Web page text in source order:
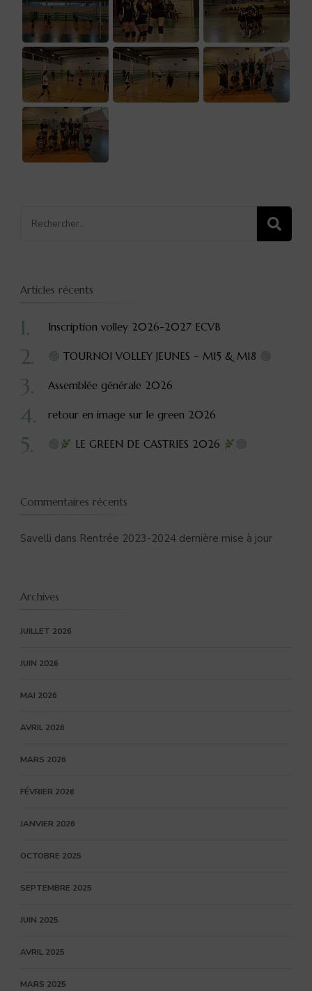
Articles récents
Inscription volley 2026-2027 ECVB
TOURNOI VOLLEY JEUNES – M15 & M18
Assemblée générale 2026
retour en image sur le green 2026
LE GREEN DE CASTRIES 2026
Commentaires récents
Savelli dans Rentrée 2023-2024 dernière mise à jour
Archives
JUILLET 2026
JUIN 2026
MAI 2026
AVRIL 2026
MARS 2026
FÉVRIER 2026
JANVIER 2026
OCTOBRE 2025
SEPTEMBRE 2025
JUIN 2025
AVRIL 2025
MARS 2025